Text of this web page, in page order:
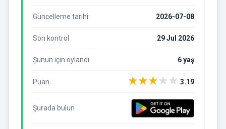
Güncelleme tarihi: 2026-07-08
Son kontrol 29 Jul 2026
Şunun için oylandı 6 yaş
Puan ★★★★★ 3.19
Şurada bulun